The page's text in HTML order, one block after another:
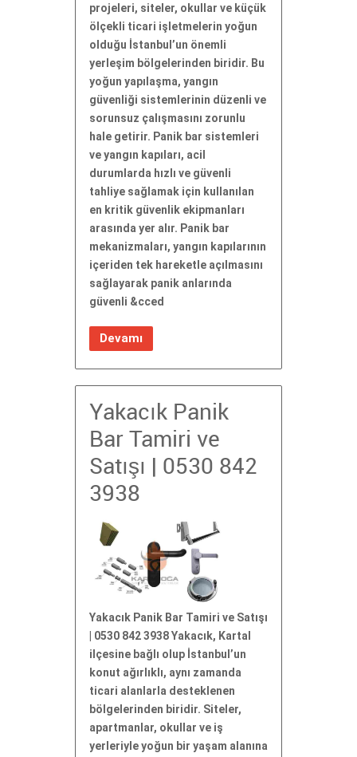
projeleri, siteler, okullar ve küçük
ölçekli ticari işletmelerin yoğun
olduğu İstanbul’un önemli
yerleşim bölgelerinden biridir. Bu
yoğun yapılaşma, yangın
güvenliği sistemlerinin düzenli ve
sorunsuz çalışmasını zorunlu
hale getirir. Panik bar sistemleri
ve yangın kapıları, acil
durumlarda hızlı ve güvenli
tahliye sağlamak için kullanılan
en kritik güvenlik ekipmanları
arasında yer alır. Panik bar
mekanizmaları, yangın kapılarının
içeriden tek hareketle açılmasını
sağlayarak panik anlarında
güvenli &cced
Devamı
Yakacık Panik
Bar Tamiri ve
Satışı | 0530 842
3938
Yakacık Panik Bar Tamiri ve Satışı
| 0530 842 3938 Yakacık, Kartal
ilçesine bağlı olup İstanbul’un
konut ağırlıklı, aynı zamanda
ticari alanlarla desteklenen
bölgelerinden biridir. Siteler,
apartmanlar, okullar ve iş
yerleriyle yoğun bir yaşam alanına